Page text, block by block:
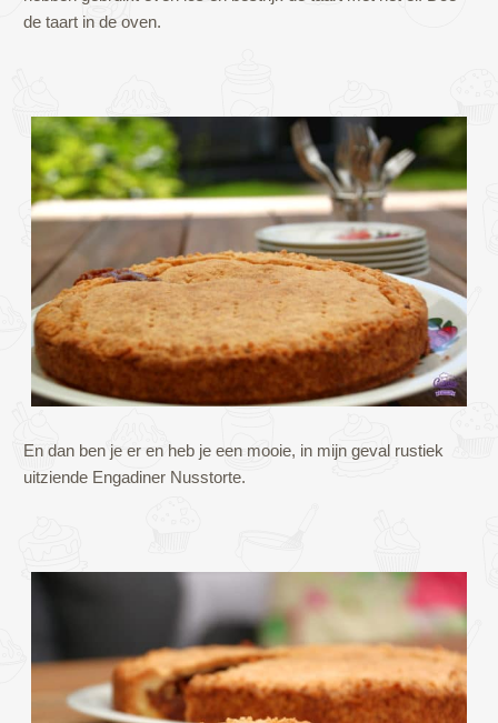
de taart in de oven.
En dan ben je er en heb je een mooie, in mijn geval rustiek
uitziende Engadiner Nusstorte.